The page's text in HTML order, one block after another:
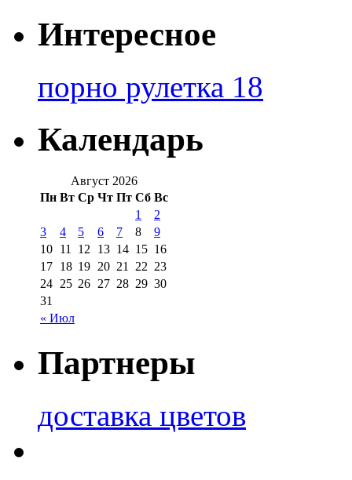
Интересное
порно рулетка 18
Календарь
Август 2026
Пн Вт Ср Чт Пт Сб Вс
« Июл
1
2
3
4 5 6 7 8
9
10 11 12 13 14 15 16
17 18 19 20 21 22 23
24 25 26 27 28 29 30
31
Партнеры
доставка цветов